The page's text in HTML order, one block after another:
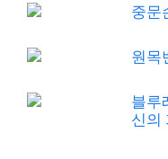
중문
원목
블루
신의